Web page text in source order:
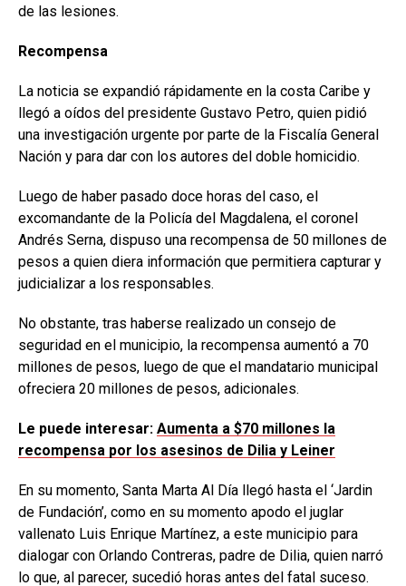
de las lesiones.
Recompensa
La noticia se expandió rápidamente en la costa Caribe y
llegó a oídos del presidente Gustavo Petro, quien pidió
una investigación urgente por parte de la Fiscalía General
Nación y para dar con los autores del doble homicidio.
Luego de haber pasado doce horas del caso, el
excomandante de la Policía del Magdalena, el coronel
Andrés Serna, dispuso una recompensa de 50 millones de
pesos a quien diera información que permitiera capturar y
judicializar a los responsables.
No obstante, tras haberse realizado un consejo de
seguridad en el municipio, la recompensa aumentó a 70
millones de pesos, luego de que el mandatario municipal
ofreciera 20 millones de pesos, adicionales.
Le puede interesar: Aumenta a $70 millones la
recompensa por los asesinos de Dilia y Leiner
En su momento, Santa Marta Al Día llegó hasta el ‘Jardin
de Fundación’, como en su momento apodo el juglar
vallenato Luis Enrique Martínez, a este municipio para
dialogar con Orlando Contreras, padre de Dilia, quien narró
lo que, al parecer, sucedió horas antes del fatal suceso.